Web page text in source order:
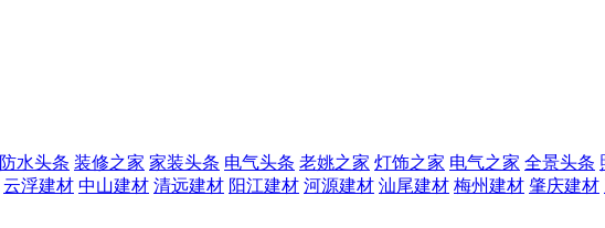
防水头条 装修之家 家装头条 电气头条 老姚之家 灯饰之家 电气之家 全景头条
云浮建材 中山建材 清远建材 阳江建材 河源建材 汕尾建材 梅州建材 肇庆建材